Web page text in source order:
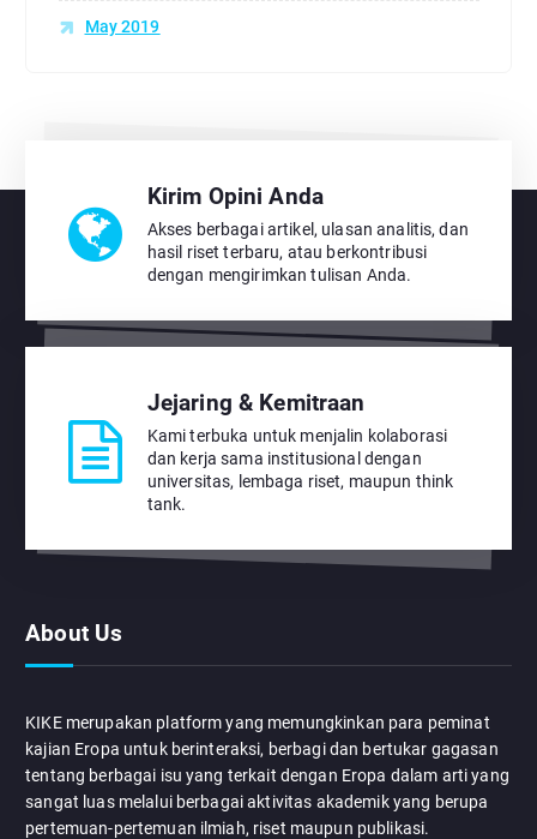
May 2019
Kirim Opini Anda
Akses berbagai artikel, ulasan analitis, dan
hasil riset terbaru, atau berkontribusi
dengan mengirimkan tulisan Anda.
Jejaring & Kemitraan
Kami terbuka untuk menjalin kolaborasi
dan kerja sama institusional dengan
universitas, lembaga riset, maupun think
tank.
About Us
KIKE merupakan platform yang memungkinkan para peminat
kajian Eropa untuk berinteraksi, berbagi dan bertukar gagasan
tentang berbagai isu yang terkait dengan Eropa dalam arti yang
sangat luas melalui berbagai aktivitas akademik yang berupa
pertemuan-pertemuan ilmiah, riset maupun publikasi.